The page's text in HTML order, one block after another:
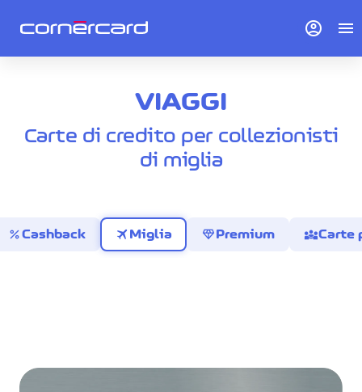
VIAGGI
Carte di credito per collezionisti
di miglia
percentCashback travel Miglia diamondPremium diversity_3Carte
account_circle menu